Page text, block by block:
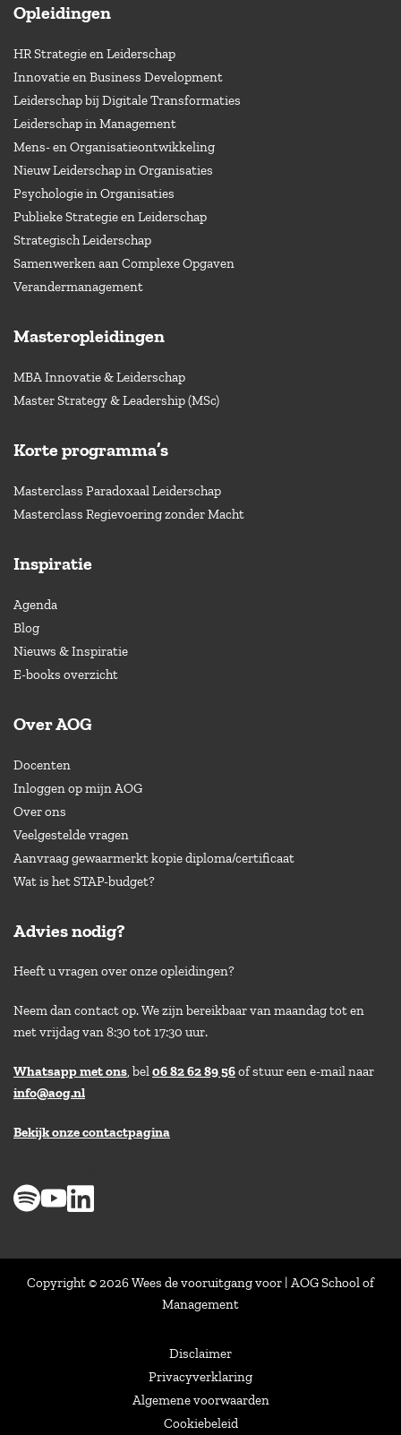
Opleidingen
HR Strategie en Leiderschap
Innovatie en Business Development
Leiderschap bij Digitale Transformaties
Leiderschap in Management
Mens- en Organisatieontwikkeling
Nieuw Leiderschap in Organisaties
Psychologie in Organisaties
Publieke Strategie en Leiderschap
Strategisch Leiderschap
Samenwerken aan Complexe Opgaven
Verandermanagement
Masteropleidingen
MBA Innovatie & Leiderschap
Master Strategy & Leadership (MSc)
Korte programma’s
Masterclass Paradoxaal Leiderschap
Masterclass Regievoering zonder Macht
Inspiratie
Agenda
Blog
Nieuws & Inspiratie
E-books overzicht
Over AOG
Docenten
Inloggen op mijn AOG
Over ons
Veelgestelde vragen
Aanvraag gewaarmerkt kopie diploma/certificaat
Wat is het STAP-budget?
Advies nodig?
Heeft u vragen over onze opleidingen?
Neem dan contact op. We zijn bereikbaar van maandag tot en
met vrijdag van 8:30 tot 17:30 uur.
Whatsapp met ons, bel06 82 62 89 56of stuur een e-mail naar
info@aog.nl
Bekijk onze contactpagina
Copyright © 2026 Wees de vooruitgang voor | AOG School of
Management
Disclaimer
Privacyverklaring
Algemene voorwaarden
Cookiebeleid